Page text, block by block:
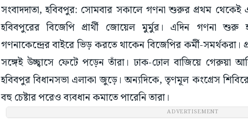
সংবাদদাতা, হবিবপুর: সোমবার সকালে গণনা শুরুর প্রথম
হবিবপুরের বিজেপি প্রার্থী জোয়েল মুর্মুর। এদিন গণনা
গণনাকেন্দ্রের বাইরে ভিড় করতে থাকেন বিজেপির কর্মী-সমর্থকরা।
সঙ্গেই উচ্ছ্বাসে ফেটে পড়েন তাঁরা। ঢাক-ঢোল বাজিয়ে
হবিবপুর বিধানসভা এলাকা জুড়ে। অন্যদিকে, তৃণমূল কংগ্রেস
বহু চেষ্টার পরেও ব্যবধান কমাতে পারেনি তারা।
ADVERTISEMENT